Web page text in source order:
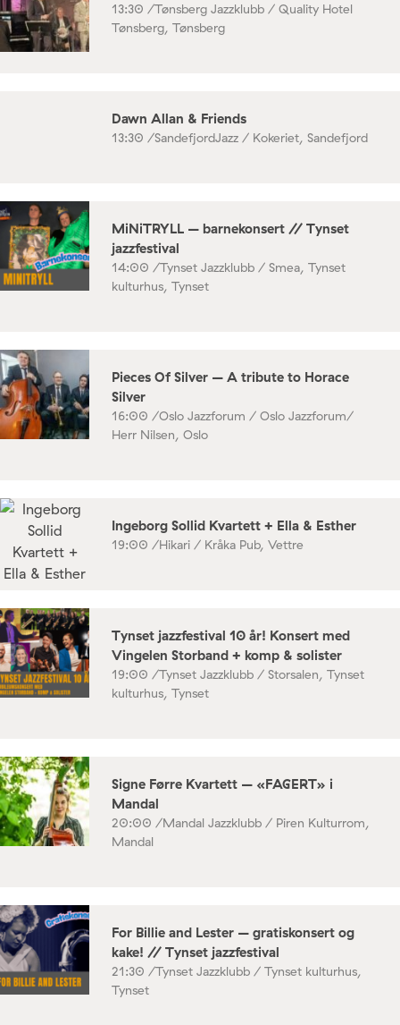
13:30 /Tønsberg Jazzklubb / Quality Hotel
Tønsberg, Tønsberg
Dawn Allan & Friends
13:30 /SandefjordJazz / Kokeriet, Sandefjord
MiNiTRYLL – barnekonsert // Tynset
jazzfestival
14:00 /Tynset Jazzklubb / Smea, Tynset
kulturhus, Tynset
Pieces Of Silver – A tribute to Horace
Silver
16:00 /Oslo Jazzforum / Oslo Jazzforum/
Herr Nilsen, Oslo
Ingeborg Sollid Kvartett + Ella & Esther
19:00 /Hikari / Kråka Pub, Vettre
Tynset jazzfestival 10 år! Konsert med
Vingelen Storband + komp & solister
19:00 /Tynset Jazzklubb / Storsalen, Tynset
kulturhus, Tynset
Signe Førre Kvartett – «FAGERT» i
Mandal
20:00 /Mandal Jazzklubb / Piren Kulturrom,
Mandal
For Billie and Lester – gratiskonsert og
kake! // Tynset jazzfestival
21:30 /Tynset Jazzklubb / Tynset kulturhus,
Tynset